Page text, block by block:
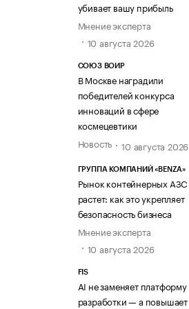
убивает вашу прибыль
Мнение эксперта
10 августа 2026
СОЮЗ ВОИР
В Москве наградили
победителей конкурса
инноваций в сфере
космецевтики
Новость
10 августа 2026
ГРУППА КОМПАНИЙ «BENZA»
Рынок контейнерных АЗС
растет: как это укрепляет
безопасность бизнеса
Мнение эксперта
10 августа 2026
FIS
AI не заменяет платформу
разработки — а повышает